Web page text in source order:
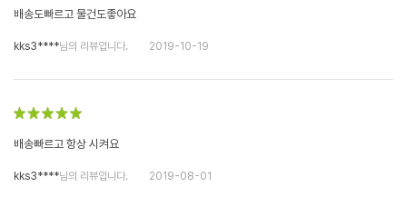
배송도빠르고 물건도좋아요
kks3****님의 리뷰입니다. 2019-10-19
배송빠르고 항상 시켜요
kks3****님의 리뷰입니다. 2019-08-01